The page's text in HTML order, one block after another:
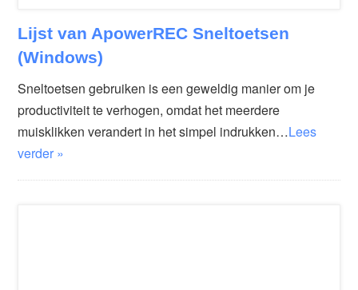
Lijst van ApowerREC Sneltoetsen
(Windows)
Sneltoetsen gebruiken is een geweldig manier om je
productiviteit te verhogen, omdat het meerdere
muisklikken verandert in het simpel indrukken…Lees
verder »